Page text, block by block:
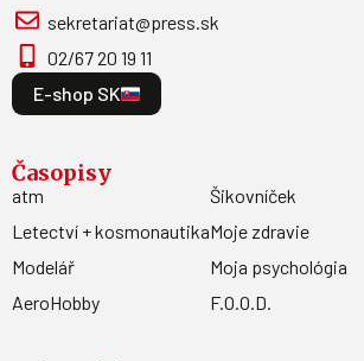
sekretariat@press.sk
02/67 20 19 11
E-shop SK
Časopisy
atm
Letectví + kosmonautika
Modelář
AeroHobby
Šikovníček
Moje zdravie
Moja psychológia
F.O.O.D.